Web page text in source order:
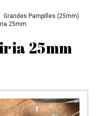
Grandes Pampilles (25mm)
25mm
25mm